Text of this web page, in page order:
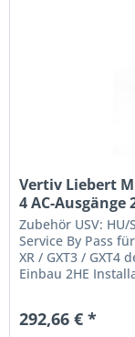
Vertiv Liebert
4 AC-Ausgänge
Zubehör USV:
Service By Pass
XR / GXT3 / GXT4
Einbau 2HE
292,66 € *